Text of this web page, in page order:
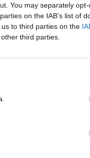
You may separately
on the IAB’s list of
to third parties on the
third parties.
Visi įrašai